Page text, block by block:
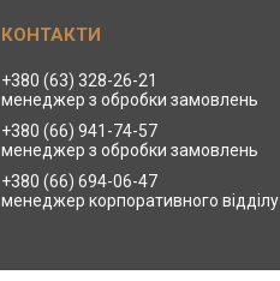
+380 (63) 328-26-21
менеджер з обробки замовлень
+380 (66) 941-74-57
менеджер з обробки замовлень
+380 (66) 694-06-47
менеджер корпоративного відділу